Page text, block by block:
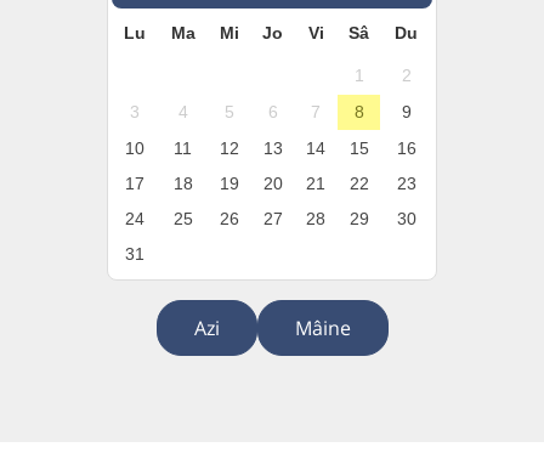
Lu Ma Mi Jo Vi Sâ Du
1
2
3
4 5 6 7 8
9
10
11 12 13 14 15
16
17
18 19 20 21 22
23
24
25 26 27 28 29
30
31
Azi Mâine